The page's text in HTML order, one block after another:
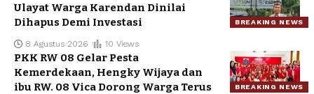
BREAKING NEWS
Ulayat Warga Karendan Dinilai
Dihapus Demi Investasi
8 Agustus 2026 10 Views
BREAKING NEWS
PKK RW 08 Gelar Pesta
Kemerdekaan, Hengky Wijaya dan
ibu RW. 08 Vica Dorong Warga Terus